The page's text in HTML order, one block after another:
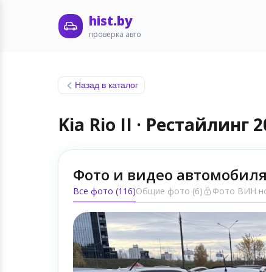
hist.by
проверка авто
Назад в каталог
Kia Rio II · Рестайлинг
Фото и видео автомобиля
Все фото (116)Общие фото (6) Фото ВИН